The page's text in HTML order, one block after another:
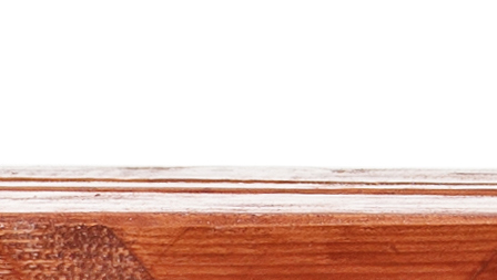
U fudbalu i drugim sportovima, talenti se
brzini reakcije, promjeni pravca i
uzrastu 9+, nervni sistem djece je u fazi kada najbrže
nove obrasce. Ako se propusti ovaj period,
mnogo teže razviti iste sposobnosti.